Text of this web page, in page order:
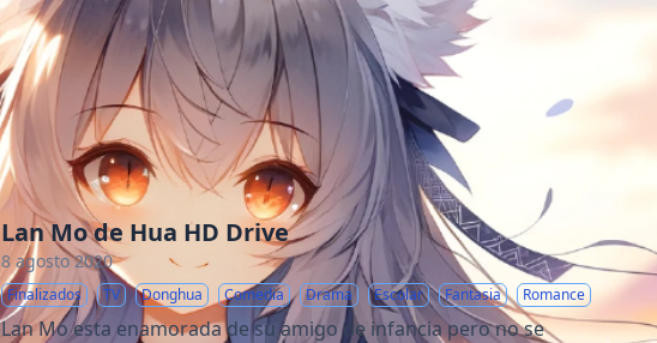
Lan Mo de Hua HD Drive
8 agosto 2020
Finalizados TV Donghua Comedia Drama Escolar Fantasia Romance
Lan Mo esta enamorada de su amigo de infancia pero no se